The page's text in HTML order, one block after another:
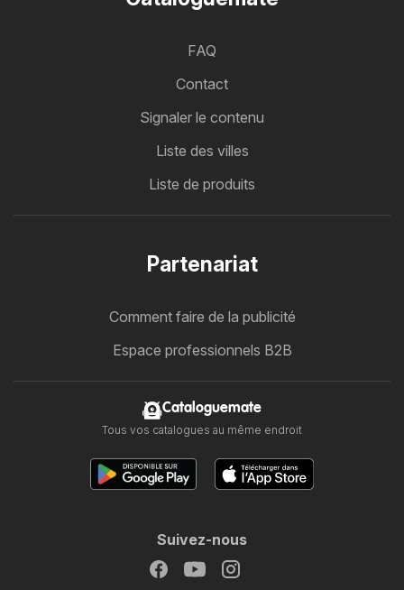
FAQ
Contact
Signaler le contenu
Liste des villes
Liste de produits
Partenariat
Comment faire de la publicité
Espace professionnels B2B
Cataloguemate
Tous vos catalogues au même endroit
Suivez-nous